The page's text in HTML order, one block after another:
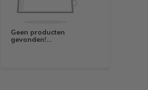
Geen producten
gevonden!...